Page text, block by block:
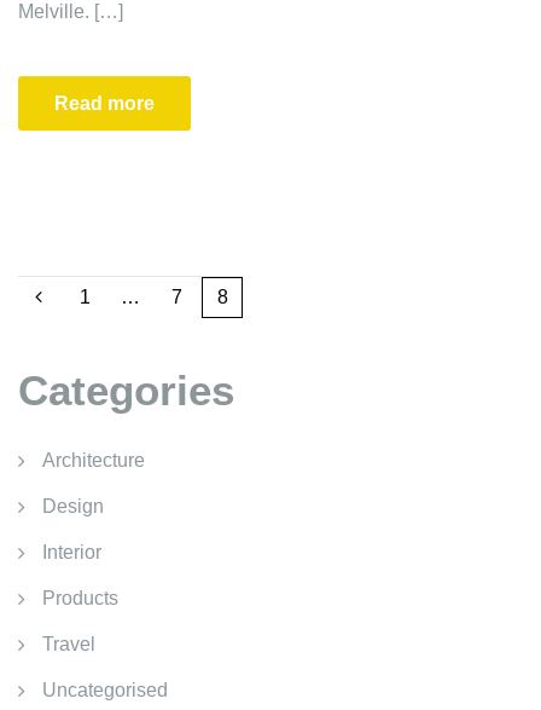
Melville. […]
Read more
1 … 7 8
Categories
Architecture
Design
Interior
Products
Travel
Uncategorised